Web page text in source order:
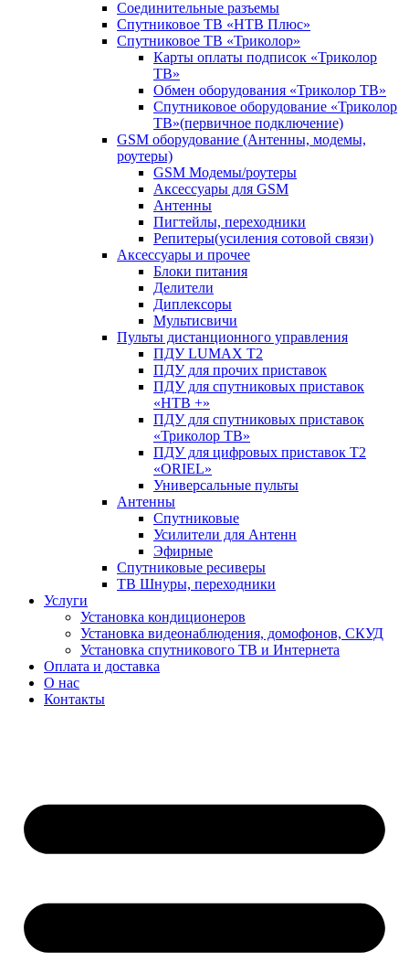
Соединительные разъемы
Спутниковое ТВ «НТВ Плюс»
Спутниковое ТВ «Триколор»
Карты оплаты подписок «Триколор
ТВ»
Обмен оборудования «Триколор ТВ»
Спутниковое оборудование «Триколор
ТВ»(первичное подключение)
GSM оборудование (Антенны, модемы,
роутеры)
GSM Модемы/роутеры
Аксессуары для GSM
Антенны
Пигтейлы, переходники
Репитеры(усиления сотовой связи)
Аксессуары и прочее
Блоки питания
Делители
Диплексоры
Мультисвичи
Пульты дистанционного управления
ПДУ LUMAX Т2
ПДУ для прочих приставок
ПДУ для спутниковых приставок
«НТВ +»
ПДУ для спутниковых приставок
«Триколор ТВ»
ПДУ для цифровых приставок Т2
«ORIEL»
Универсальные пульты
Антенны
Спутниковые
Усилители для Антенн
Эфирные
Спутниковые ресиверы
ТВ Шнуры, переходники
Услуги
Установка кондиционеров
Установка видеонаблюдения, домофонов, СКУД
Установка спутникового ТВ и Интернета
Оплата и доставка
О нас
Контакты